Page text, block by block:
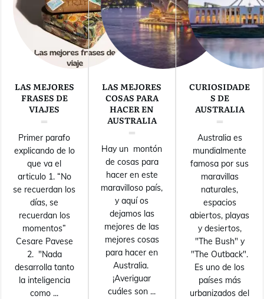
LAS MEJORES
FRASES DE
VIAJES
Primer parafo
explicando de lo
que va el
articulo 1. “No
se recuerdan los
días, se
recuerdan los
momentos”
Cesare Pavese
2. "Nada
desarrolla tanto
la inteligencia
como ...
LAS MEJORES
COSAS PARA
HACER EN
AUSTRALIA
Hay un montón
de cosas para
hacer en este
maravilloso país,
y aquí os
dejamos las
mejores de las
mejores cosas
para hacer en
Australia.
¡Averiguar
cuáles son ...
CURIOSIDADE
S DE
AUSTRALIA
Australia es
mundialmente
famosa por sus
maravillas
naturales,
espacios
abiertos, playas
y desiertos,
"The Bush" y
"The Outback".
Es uno de los
países más
urbanizados del